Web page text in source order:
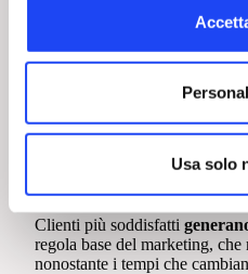
Usa solo
profonda e duratura nel
brand si confrontano è
una differenziazione tra sé e
esigenze selettive del cliente.
Effetti positivi sulla redditività
Clienti più soddisfatti
regola base del marketing, che
nonostante i tempi che